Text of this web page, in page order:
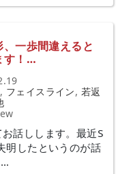
、一歩間違えると
す！…
, フェイスライン, 若返
話しします。最近S
明したというのが話